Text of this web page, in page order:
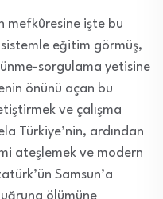
mefkûresine işte bu
sistemle eğitim görmüş,
sorgulama yetisine
önünü açan bu
ve çalışma
Türkiye’nin, ardından
ateşlemek ve modern
Samsun’a
uğruna ölümüne